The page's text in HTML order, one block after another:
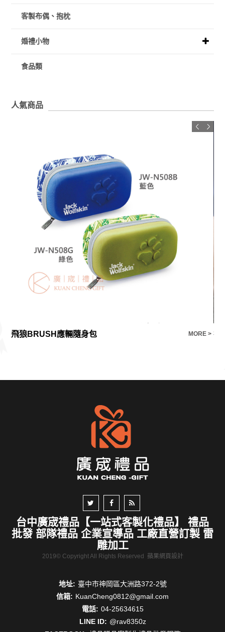
客製布偶、抱枕
婚禮小物
食品類
人氣商品
飛狼BRUSH應輛隨身包 MORE >
台中廣宬禮品【一站式客製化禮品】 禮品
批發 部隊禮品 企業宣導品 工廠直營訂製 雷
雕加工
2019© Copyright All Rights Reserved 蘋果網頁設計
地址: 臺中市神岡區大洲路372-2號
信箱: KuanCheng0812@gmail.com
電話: 04-25634615
LINE ID: @rav8350z